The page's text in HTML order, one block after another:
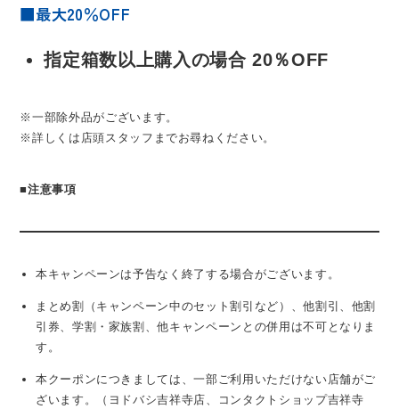
■最大20％OFF
指定箱数以上購入の場合 20％OFF
※一部除外品がございます。
※詳しくは店頭スタッフまでお尋ねください。
■注意事項
本キャンペーンは予告なく終了する場合がございます。
まとめ割（キャンペーン中のセット割引など）、他割引、他割
引券、学割・家族割、他キャンペーンとの併用は不可となりま
す。
本クーポンにつきましては、一部ご利用いただけない店舗がご
ざいます。（ヨドバシ吉祥寺店、コンタクトショップ吉祥寺